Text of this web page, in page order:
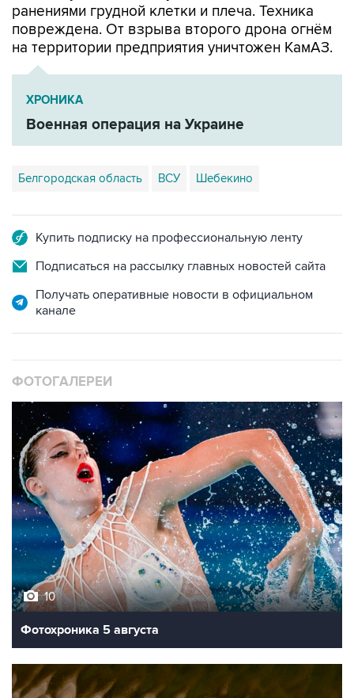
ранениями грудной клетки и плеча. Техника
повреждена. От взрыва второго дрона огнём
на территории предприятия уничтожен КамАЗ.
ХРОНИКА
Военная операция на Украине
Белгородская область ВСУ Шебекино
Купить подписку на профессиональную ленту
Подписаться на рассылку главных новостей сайта
Получать оперативные новости в официальном
канале
ФОТОГАЛЕРЕИ
10
Фотохроника 5 августа